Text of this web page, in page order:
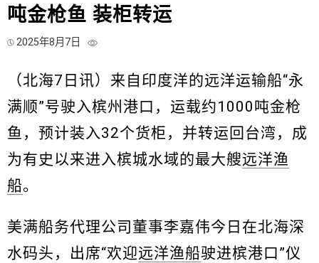
吨金枪鱼 装柜转运
2025年8月7日
（北海7日讯）来自印度洋的远洋运输船“永
满顺”号驶入槟州港口，运载约1000吨金枪
鱼，预计装入32个货柜，并转运回台湾，成
为有史以来进入槟城水域的最大艘远洋渔
船。
美满船务代理公司董事李嘉伟今日在北海深
水码头，出席“欢迎远洋渔船驶进槟港口”仪